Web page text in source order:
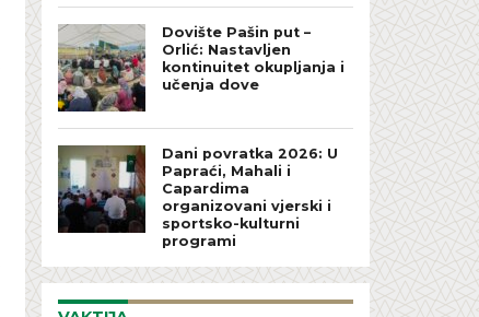
Dovište Pašin put –
Orlić: Nastavljen
kontinuitet okupljanja i
učenja dove
Dani povratka 2026: U
Papraći, Mahali i
Capardima
organizovani vjerski i
sportsko-kulturni
programi